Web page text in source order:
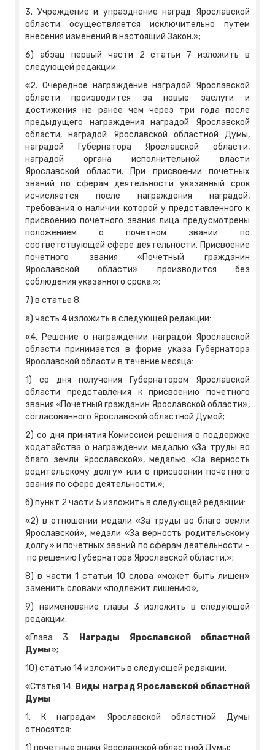
3. Учреждение и упразднение наград Ярославской
области осуществляется исключительно путем
внесения изменений в настоящий Закон.»;
6) абзац первый части 2 статьи 7 изложить в
следующей редакции:
«2. Очередное награждение наградой Ярославской
области производится за новые заслуги и
достижения не ранее чем через три года после
предыдущего награждения наградой Ярославской
области, наградой Ярославской областной Думы,
наградой Губернатора Ярославской области,
наградой органа исполнительной власти
Ярославской области. При присвоении почетных
званий по сферам деятельности указанный срок
исчисляется после награждения наградой,
требования о наличии которой у представленного к
присвоению почетного звания лица предусмотрены
положением о почетном звании по
соответствующей сфере деятельности. Присвоение
почетного звания «Почетный гражданин
Ярославской области» производится без
соблюдения указанного срока.»;
7) в статье 8:
а) часть 4 изложить в следующей редакции:
«4. Решение о награждении наградой Ярославской
области принимается в форме указа Губернатора
Ярославской области в течение месяца:
1) со дня получения Губернатором Ярославской
области представления к присвоению почетного
звания «Почетный гражданин Ярославской области»,
согласованного Ярославской областной Думой;
2) со дня принятия Комиссией решения о поддержке
ходатайства о награждении медалью «За труды во
благо земли Ярославской», медалью «За верность
родительскому долгу» или о присвоении почетного
звания по сфере деятельности.»;
б) пункт 2 части 5 изложить в следующей редакции:
«2) в отношении медали «За труды во благо земли
Ярославской», медали «За верность родительскому
долгу» и почетных званий по сферам деятельности –
по решению Губернатора Ярославской области.»;
8) в части 1 статьи 10 слова «может быть лишен»
заменить словами «подлежит лишению»;
9) наименование главы 3 изложить в следующей
редакции:
«Глава 3.
Награды Ярославской областной
Думы»;
10) статью 14 изложить в следующей редакции:
«Статья 14. Виды наградЯрославской областной
Думы
1. К наградам Ярославской областной Думы
относятся: